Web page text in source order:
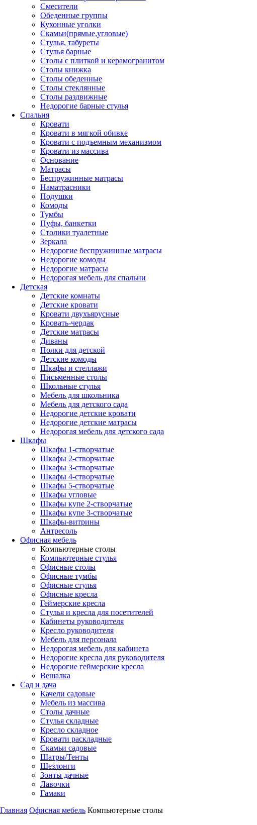
Смесители
Обеденные группы
Кухонные уголки
Скамьи(прямые,угловые)
Стулья, табуреты
Стулья барные
Столы с плиткой и керамогранитом
Столы книжка
Столы обеденные
Столы стеклянные
Столы раздвижные
Недорогие барные стулья
Спальня
Кровати
Кровати в мягкой обивке
Кровати с подъемным механизмом
Кровати из массива
Основание
Матрасы
Беспружинные матрасы
Наматрасники
Подушки
Комоды
Тумбы
Пуфы, банкетки
Столики туалетные
Зеркала
Недорогие беспружинные матрасы
Недорогие комоды
Недорогие матрасы
Недорогая мебель для спальни
Детская
Детские комнаты
Детские кровати
Кровати двухъярусные
Кровать-чердак
Детские матрасы
Диваны
Полки для детской
Детские комоды
Шкафы и стеллажи
Письменные столы
Школьные стулья
Мебель для школьника
Мебель для детского сада
Недорогие детские кровати
Недорогие детские матрасы
Недорогая мебель для детского сада
Шкафы
Шкафы 1-створчатые
Шкафы 2-створчатые
Шкафы 3-створчатые
Шкафы 4-створчатые
Шкафы 5-створчатые
Шкафы угловые
Шкафы купе 2-створчатые
Шкафы купе 3-створчатые
Шкафы-витрины
Антресоль
Офисная мебель
Компьютерные столы
Компьютерные стулья
Офисные столы
Офисные тумбы
Офисные стулья
Офисные кресла
Геймерские кресла
Стулья и кресла для посетителей
Кабинеты руководителя
Кресло руководителя
Мебель для персонала
Недорогая мебель для кабинета
Недорогие кресла для руководителя
Недорогие геймерские кресла
Вешалка
Сад и дача
Качели садовые
Мебель из массива
Столы дачные
Стулья складные
Кресло складное
Кровати раскладные
Скамьи садовые
Шатры/Тенты
Шезлонги
Зонты дачные
Лавочки
Гамаки
Главная Офисная мебель Компьютерные столы